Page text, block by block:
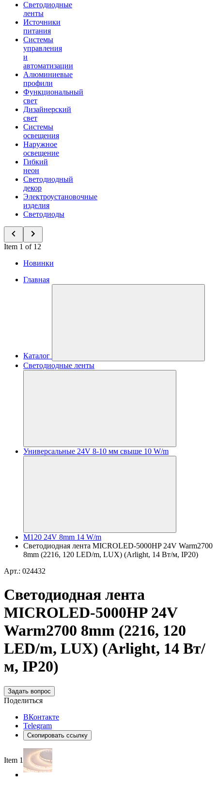
Светодиодные
ленты
Источники
питания
Системы
управления
и
автоматизации
Алюминиевые
профили
Функциональный
свет
Дизайнерский
свет
Системы
освещения
Наружное
освещение
Гибкий
неон
Светодиодный
декор
Электроустановочные
изделия
Светодиоды
Item 1 of 12
Новинки
Главная
Каталог
Светодиодные ленты
Универсальные 24V 8-10 мм свыше 10 W/m
M120 24V 8mm 14 W/m
Светодиодная лента MICROLED-5000HP 24V Warm2700
8mm (2216, 120 LED/m, LUX) (Arlight, 14 Вт/м, IP20)
Арт.: 024432
Светодиодная лента
MICROLED-5000HP 24V
Warm2700 8mm (2216, 120
LED/m, LUX) (Arlight, 14 Вт/
м, IP20)
Задать вопрос
Поделиться
ВКонтакте
Telegram
Скопировать ссылку
Item 1 of 3